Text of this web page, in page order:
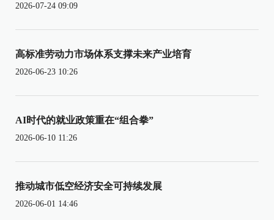
2026-07-24 09:09
高标准劳动力市场体系支撑未来产业培育
2026-06-23 10:26
AI时代的就业政策重在“组合拳”
2026-06-10 11:26
推动城市低空经济安全可持续发展
2026-06-01 14:46